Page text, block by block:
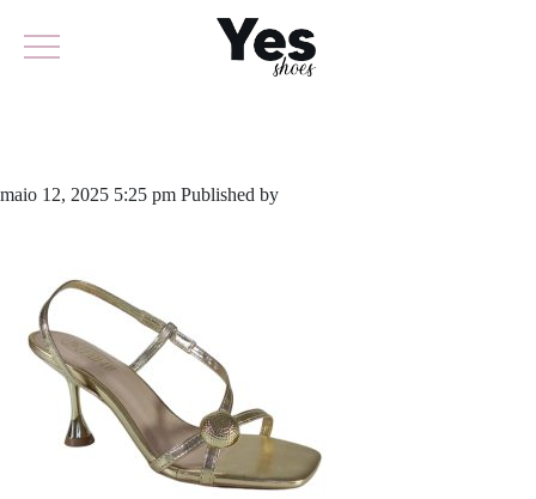
maio 12, 2025 5:25 pm Published by